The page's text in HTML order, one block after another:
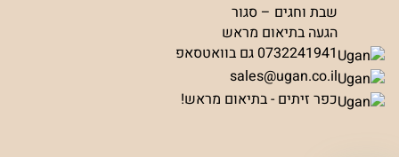
שבת וחגים – סגור
הגעה בתיאום מראש
0732241941 גם בוואטסאפ
sales@ugan.co.il
כפר זיתים - בתיאום מראש!